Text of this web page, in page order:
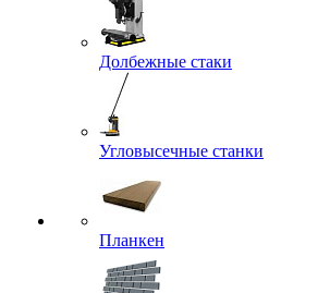
Долбежные стаки
Угловысечные станки
Планкен